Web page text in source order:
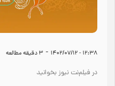
۱۲:۳۸ - ۱۴۰۲/۰۷/۱۲ -
3 دقیقه مطالعه
در فیلم‌نت نیوز بخوانید